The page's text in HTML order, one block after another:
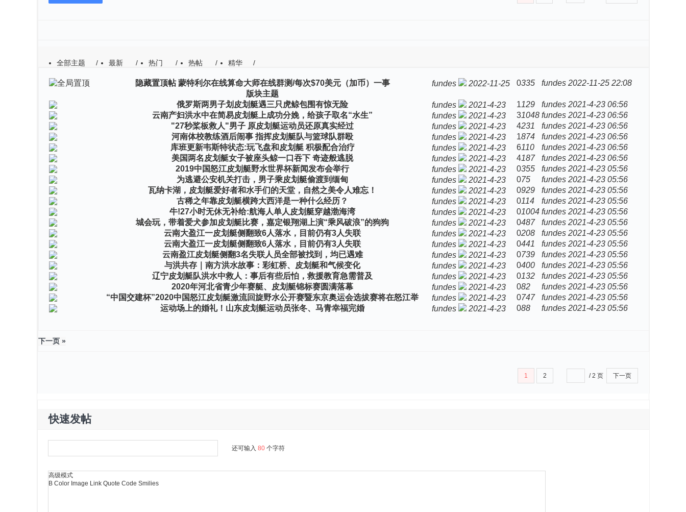
全部主题 / 最新 / 热门 / 热帖 / 精华 /
作者 回复/查看 最后发表
隐藏置顶帖 蒙特利尔在线算命大师在线群测/每次$70美元（加币）一事 fundes 2022-11-25 0335 fundes 2022-11-25 22:08
版块主题
俄罗斯两男子划皮划艇遇三只虎鲸包围有惊无险
fundes 2021-4-23 1129 fundes 2021-4-23 06:56
云南产妇洪水中在简易皮划艇上成功分娩，给孩子取名“水生”
fundes 2021-4-23 31048 fundes 2021-4-23 06:56
"27秒桨板救人"男子 原皮划艇运动员还原真实经过
fundes 2021-4-23 4231 fundes 2021-4-23 06:56
河南体校教练酒后闹事 指挥皮划艇队与篮球队群殴
fundes 2021-4-23 1874 fundes 2021-4-23 06:56
库班更新韦斯特状态:玩飞盘和皮划艇 积极配合治疗
fundes 2021-4-23 6110 fundes 2021-4-23 06:56
美国两名皮划艇女子被座头鲸一口吞下 奇迹般逃脱
fundes 2021-4-23 4187 fundes 2021-4-23 06:56
2019中国怒江皮划艇野水世界杯新闻发布会举行
fundes 2021-4-23 0355 fundes 2021-4-23 05:56
为逃避公安机关打击，男子乘皮划艇偷渡到缅甸
fundes 2021-4-23 075 fundes 2021-4-23 05:56
瓦纳卡湖，皮划艇爱好者和水手们的天堂，自然之美令人难忘！
fundes 2021-4-23 0929 fundes 2021-4-23 05:56
古稀之年靠皮划艇横跨大西洋是一种什么经历？
fundes 2021-4-23 0114 fundes 2021-4-23 05:56
牛!27小时无休无补给:航海人单人皮划艇穿越渤海湾
fundes 2021-4-23 01004 fundes 2021-4-23 05:56
城会玩，带着爱犬参加皮划艇比赛，嘉定银翔湖上演“乘风破浪”的狗狗
fundes 2021-4-23 0487 fundes 2021-4-23 05:56
云南大盈江一皮划艇侧翻致6人落水，目前仍有3人失联
fundes 2021-4-23 0208 fundes 2021-4-23 05:56
云南大盈江一皮划艇侧翻致6人落水，目前仍有3人失联
fundes 2021-4-23 0441 fundes 2021-4-23 05:56
云南盈江皮划艇侧翻3名失联人员全部被找到，均已遇难
fundes 2021-4-23 0739 fundes 2021-4-23 05:56
与洪共存｜南方洪水故事：彩虹桥、皮划艇和气候变化
fundes 2021-4-23 0400 fundes 2021-4-23 05:56
辽宁皮划艇队洪水中救人：事后有些后怕，救援教育急需普及
fundes 2021-4-23 0132 fundes 2021-4-23 05:56
2020年河北省青少年赛艇、皮划艇锦标赛圆满落幕
fundes 2021-4-23 082 fundes 2021-4-23 05:56
“中国交建杯”2020中国怒江皮划艇激流回旋野水公开赛暨东京奥运会选拔赛将在怒江举
fundes 2021-4-23 0747 fundes 2021-4-23 05:56
运动场上的婚礼！山东皮划艇运动员张冬、马青幸福完婚
fundes 2021-4-23 088 fundes 2021-4-23 05:56
下一页 »
1 2 / 2 页 下一页
快速发帖
还可输入80 个字符
高级模式
B Color Image Link Quote Code Smilies